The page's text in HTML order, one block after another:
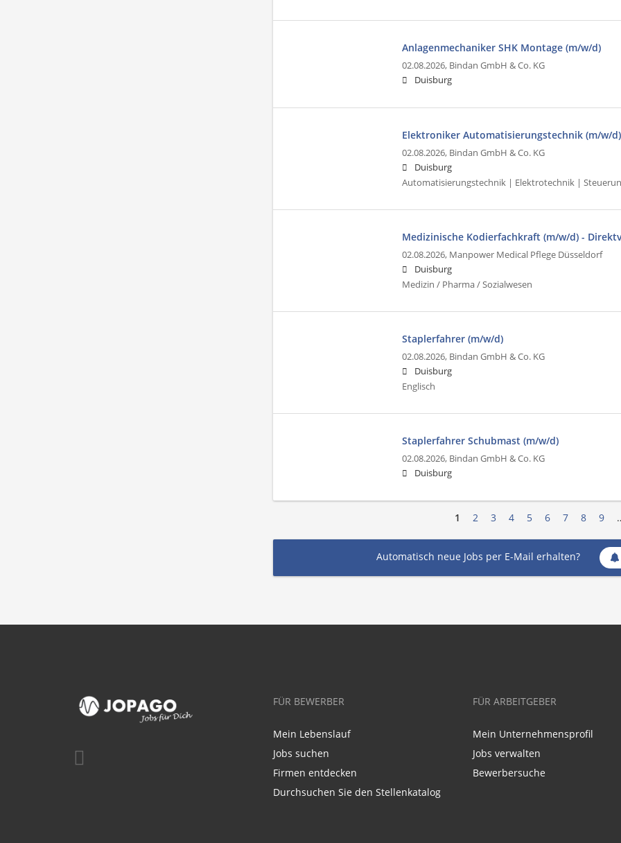
Anlagenmechaniker SHK Montage (m/w/d)
02.08.2026, Bindan GmbH & Co. KG
Duisburg
Elektroniker Automatisierungstechnik (m/w/d)
02.08.2026, Bindan GmbH & Co. KG
Duisburg
Automatisierungstechnik | Elektrotechnik |
Medizinische Kodierfachkraft (m/w/d) -
02.08.2026, Manpower Medical Pflege Düsseldorf
Duisburg
Medizin / Pharma / Sozialwesen
Staplerfahrer (m/w/d)
02.08.2026, Bindan GmbH & Co. KG
Duisburg
Englisch
Staplerfahrer Schubmast (m/w/d)
02.08.2026, Bindan GmbH & Co. KG
Duisburg
1 2 3 4 5 6 7 8 9
Automatisch neue Jobs per E-Mail erhalten?
FÜR BEWERBER
Mein Lebenslauf
Jobs suchen
Firmen entdecken
Durchsuchen Sie den Stellenkatalog
FÜR ARBEITGEBER
Mein Unternehmensprofil
Jobs verwalten
Bewerbersuche